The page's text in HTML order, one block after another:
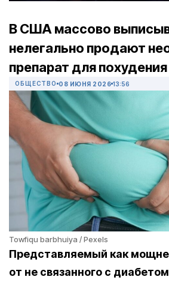
В США массово
нелегально продают
препарат для
ОБЩЕСТВО 08 ИЮНЯ 2026 13:56
Towfiqu barbhuiya / Pexels
Представляемый как
от не связанного с